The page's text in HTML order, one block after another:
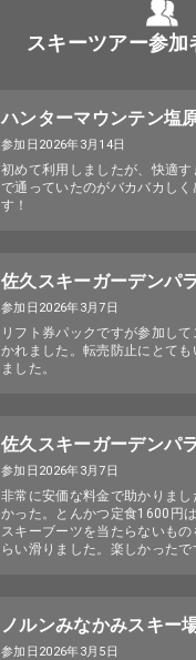
スキーツアー参加
ハンターマウンテン塩
参加日2026年3月14日
初めて利用しましたが、快適
で通っていたのがバカバカし
す！
佐久スキーガーデンパ
参加日2026年3月7日
リフト券パックですが参加し
かれました。転売防止にとて
ました。
佐久スキーガーデンパ
参加日2026年3月7日
非常に安価な料金で助かりま
かった。とんかつ定食1600円
スキーブーツを当たらないも
らい滑りました。楽しかったで
ノルンみなかみスキー
参加日2026年3月5日